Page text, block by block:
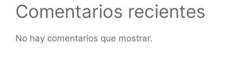
Comentarios recientes
No hay comentarios que mostrar.